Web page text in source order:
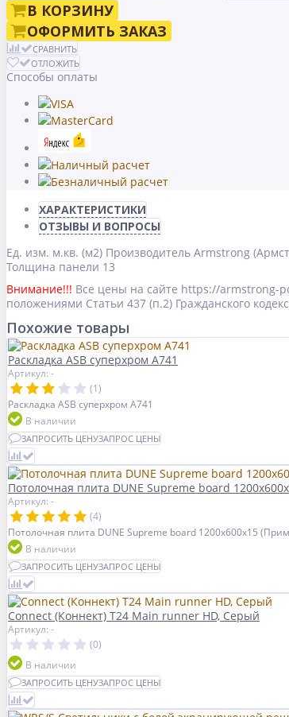
В КОРЗИНУ
ОФОРМИТЬ ЗАКАЗ
СРАВНИТЬ
ОТЛОЖИТЬ
Способы оплаты
ХАРАКТЕРИСТИКИ
ОТЗЫВЫ И ВОПРОСЫ
Ед. изм. м.кв. (м2) Производитель Armstrong
Толщина панели 13
Внимание!!! Все цены на сайте https://armstrong-
положениями Статьи 437 (п.2) Гражданского
Похожие товары
Раскладка ASB суперхром А741
Артикул: -
(1)
Раскладка ASB суперхром А741
В наличии
ЗАПРОСИТЬ ЦЕНУЗАПРОС ЦЕНЫ
Потолочная плита DUNE Supreme board
Артикул: -
(4)
Потолочная плита DUNE Supreme board 1200x600x15
В наличии
ЗАПРОСИТЬ ЦЕНУЗАПРОС ЦЕНЫ
Connect (Коннект) T24 Main runner HD, Серый
Артикул: -
(0)
В наличии
ЗАПРОСИТЬ ЦЕНУЗАПРОС ЦЕНЫ